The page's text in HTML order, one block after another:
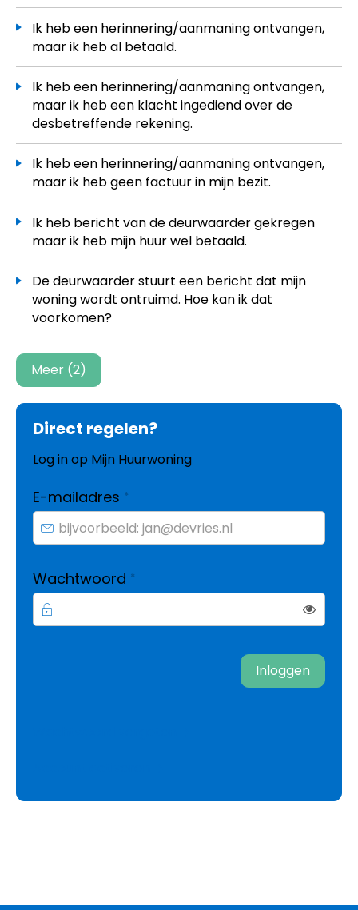
Ik heb een herinnering/aanmaning ontvangen,
maar ik heb al betaald.
Ik heb een herinnering/aanmaning ontvangen,
maar ik heb een klacht ingediend over de
desbetreffende rekening.
Ik heb een herinnering/aanmaning ontvangen,
maar ik heb geen factuur in mijn bezit.
Ik heb bericht van de deurwaarder gekregen
maar ik heb mijn huur wel betaald.
De deurwaarder stuurt een bericht dat mijn
woning wordt ontruimd. Hoe kan ik dat
voorkomen?
Meer (2)
Direct regelen?
Log in op Mijn Huurwoning
E-mailadres *
Wachtwoord *
Inloggen